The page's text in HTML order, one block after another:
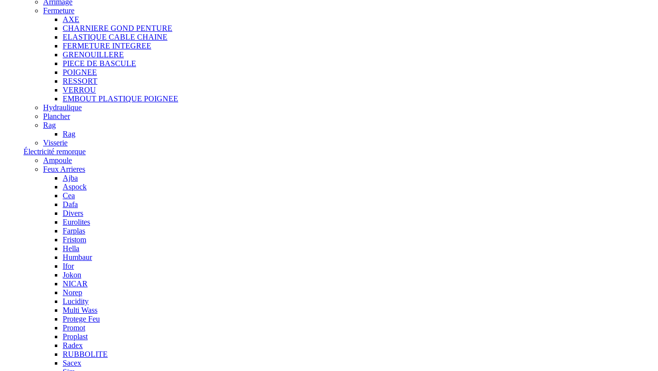
Arrimage
Fermeture
AXE
CHARNIERE GOND PENTURE
ELASTIQUE CABLE CHAINE
FERMETURE INTEGREE
GRENOUILLERE
PIECE DE BASCULE
POIGNEE
RESSORT
VERROU
EMBOUT PLASTIQUE POIGNEE
Hydraulique
Plancher
Rag
Rag
Visserie
Électricité remorque
Ampoule
Feux Arrieres
Ajba
Aspock
Cea
Dafa
Divers
Eurolites
Farplas
Fristom
Hella
Humbaur
Ifor
Jokon
NICAR
Norep
Lucidity
Multi Wass
Protege Feu
Promot
Proplast
Radex
RUBBOLITE
Sacex